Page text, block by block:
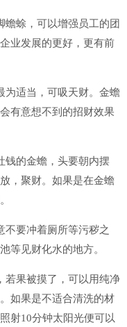
蟾蜍，可以增强员工的团
业发展的更好，更有前
为适当，可吸天财。金蟾
有意想不到的招财效果
钱的金蟾，头要朝内摆
，聚财。如果是在金蟾
不要冲着厕所等污秽之
等见财化水的地方。
若果被摸了，可以用纯净
如果是不适合清洗的材
射10分钟太阳光便可以